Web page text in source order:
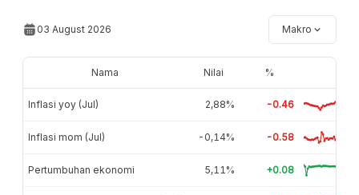
03 August 2026 Makro
Nama Nilai %
Inflasi yoy (Jul) 2,88% -0.46
Inflasi mom (Jul) -0,14% -0.58
Pertumbuhan ekonomi 5,11% +0.08